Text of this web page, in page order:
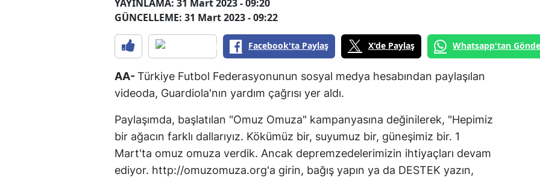
YAYINLAMA: 31 Mart 2023 - 09:20
GÜNCELLEME: 31 Mart 2023 - 09:22
Facebook'ta Paylaş X'de Paylaş Whatsapp'tan
AA-Türkiye Futbol Federasyonunun sosyal medya hesabından paylaşılan
videoda, Guardiola'nın yardım çağrısı yer aldı.
Paylaşımda, başlatılan "Omuz Omuza" kampanyasına değinilerek, "Hepimiz
bir ağacın farklı dallarıyız. Kökümüz bir, suyumuz bir, güneşimiz bir. 1
Mart'ta omuz omuza verdik. Ancak depremzedelerimizin ihtiyaçları devam
ediyor. http://omuzomuza.org'a girin, bağış yapın ya da DESTEK yazın,